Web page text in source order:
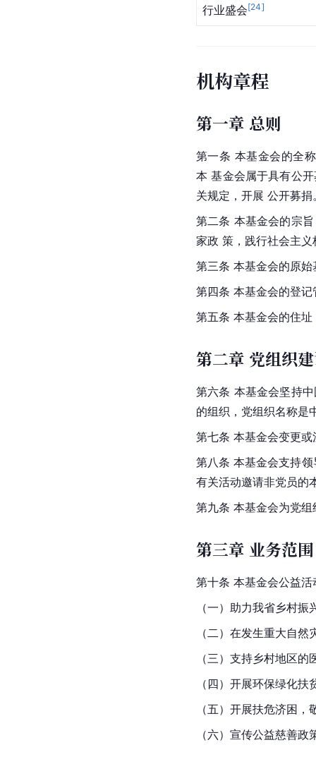
行业盛会[24]
机构章程
第一章 总则
第一条 本基金会的全
本 基金会属于具有公
关规定，开展 公开募
第二条 本基金会的宗
家政 策，践行社会主
第三条 本基金会的原
第四条 本基金会的登记
第五条 本基金会的住址
第二章 党组织
第六条 本基金会坚持
的组织，党组织名称是
第七条 本基金会变更
第八条 本基金会支持
有关活动邀请非党员的
第九条 本基金会为党
第三章 业务范围
第十条 本基金会公益
（一）助力我省乡村
（二）在发生重大自
（三）支持乡村地区
（四）开展环保绿化
（五）开展扶危济困
（六）宣传公益慈善